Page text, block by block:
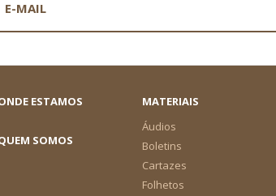
ESTAMOS
MATERIAIS
Áudios
Boletins
Cartazes
Folhetos
SOMOS